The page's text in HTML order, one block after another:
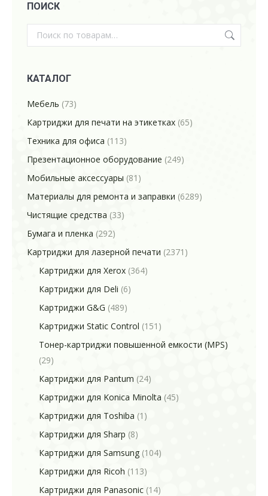
ПОИСК
КАТАЛОГ
Мебель (73)
Картриджи для печати на этикетках (65)
Техника для офиса (113)
Презентационное оборудование (249)
Мобильные аксессуары (81)
Материалы для ремонта и заправки (6289)
Чистящие средства (33)
Бумага и пленка (292)
Картриджи для лазерной печати (2371)
Картриджи для Xerox (364)
Картриджи для Deli (6)
Картриджи G&G (489)
Картриджи Static Control (151)
Тонер-картриджи повышенной емкости (MPS)
(29)
Картриджи для Pantum (24)
Картриджи для Konica Minolta (45)
Картриджи для Toshiba (1)
Картриджи для Sharp (8)
Картриджи для Samsung (104)
Картриджи для Ricoh (113)
Картриджи для Panasonic (14)